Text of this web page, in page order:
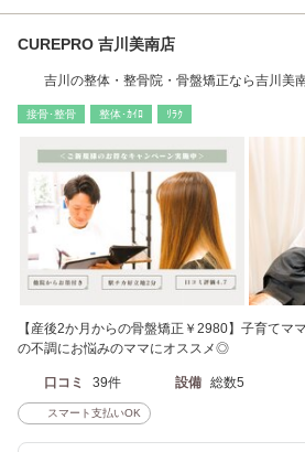
CUREPRO 吉川美南店
吉川の整体・整骨院・骨盤矯正なら吉川美
接骨･整骨 整体･ｶｲﾛ ﾘﾗｸ
【産後2か月からの骨盤矯正￥2980】子育てマ
の不調にお悩みのママにオススメ◎
口コミ 39件 設備 総数5
スマート支払いOK